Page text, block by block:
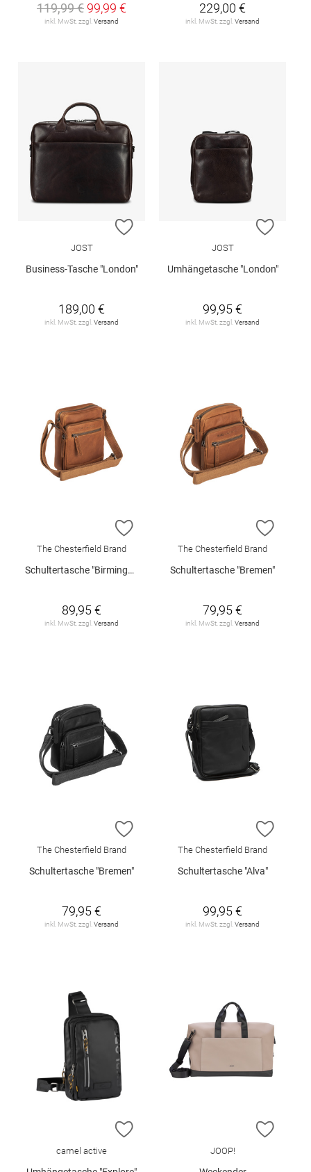
119,99 € 99,99 €
inkl. MwSt. zzgl. Versand
229,00 €
inkl. MwSt. zzgl. Versand
ZUR WUNSCHLISTE HINZUFÜGEN
JOST
Business-Tasche "London"
189,00 €
inkl. MwSt. zzgl. Versand
ZUR
JOST
Umhängetasche "London"
99,95 €
inkl. MwSt. zzgl. Versand
ZUR WUNSCHLISTE HINZUFÜGEN
The Chesterfield Brand
Schultertasche "Birmingham"
89,95 €
inkl. MwSt. zzgl. Versand
ZUR
The Chesterfield Brand
Schultertasche "Bremen"
79,95 €
inkl. MwSt. zzgl. Versand
ZUR WUNSCHLISTE HINZUFÜGEN
The Chesterfield Brand
Schultertasche "Bremen"
79,95 €
inkl. MwSt. zzgl. Versand
ZUR
The Chesterfield Brand
Schultertasche "Alva"
99,95 €
inkl. MwSt. zzgl. Versand
ZUR WUNSCHLISTE HINZUFÜGEN
camel active
ZUR
JOOP!